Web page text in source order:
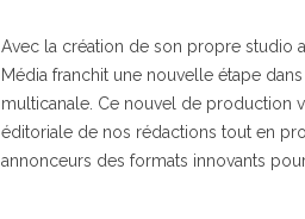
Avec la création de son propre studio
Média franchit une nouvelle étape
multicanale. Ce nouvel de production
éditoriale de nos rédactions tout en
annonceurs des formats innovants